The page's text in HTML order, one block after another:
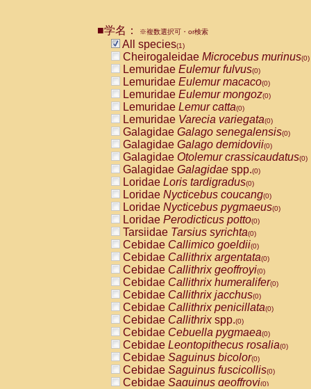
■学名： ※複数選択可・or検索
All species(1)
Cheirogaleidae Microcebus murinus(0)
Lemuridae Eulemur fulvus(0)
Lemuridae Eulemur macaco(0)
Lemuridae Eulemur mongoz(0)
Lemuridae Lemur catta(0)
Lemuridae Varecia variegata(0)
Galagidae Galago senegalensis(0)
Galagidae Galago demidovii(0)
Galagidae Otolemur crassicaudatus(0)
Galagidae Galagidae spp.(0)
Loridae Loris tardigradus(0)
Loridae Nycticebus coucang(0)
Loridae Nycticebus pygmaeus(0)
Loridae Perodicticus potto(0)
Tarsiidae Tarsius syrichta(0)
Cebidae Callimico goeldii(0)
Cebidae Callithrix argentata(0)
Cebidae Callithrix geoffroyi(0)
Cebidae Callithrix humeralifer(0)
Cebidae Callithrix jacchus(0)
Cebidae Callithrix penicillata(0)
Cebidae Callithrixspp.(0)
Cebidae Cebuella pygmaea(0)
Cebidae Leontopithecus rosalia(0)
Cebidae Saguinus bicolor(0)
Cebidae Saguinus fuscicollis(0)
Cebidae Saguinus geoffroyi(0)